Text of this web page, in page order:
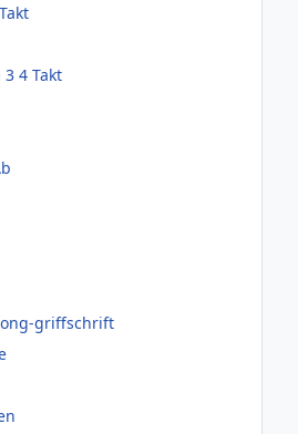
4 Takt
griffschrift